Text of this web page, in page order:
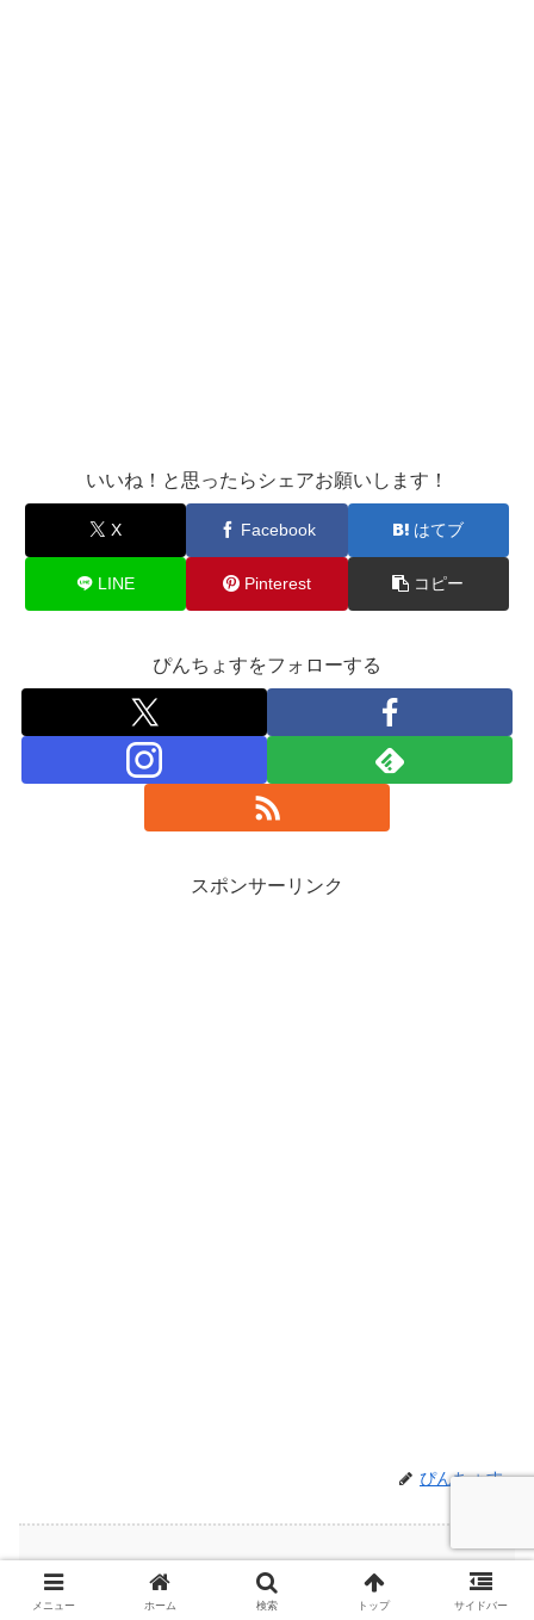
いいね！と思ったらシェアお願いします！
X Facebook はてブ
LINE Pinterest コピー
ぴんちょすをフォローする
スポンサーリンク
ぴんちょす
関連記事
メニュー ホーム 検索 トップ サイドバー